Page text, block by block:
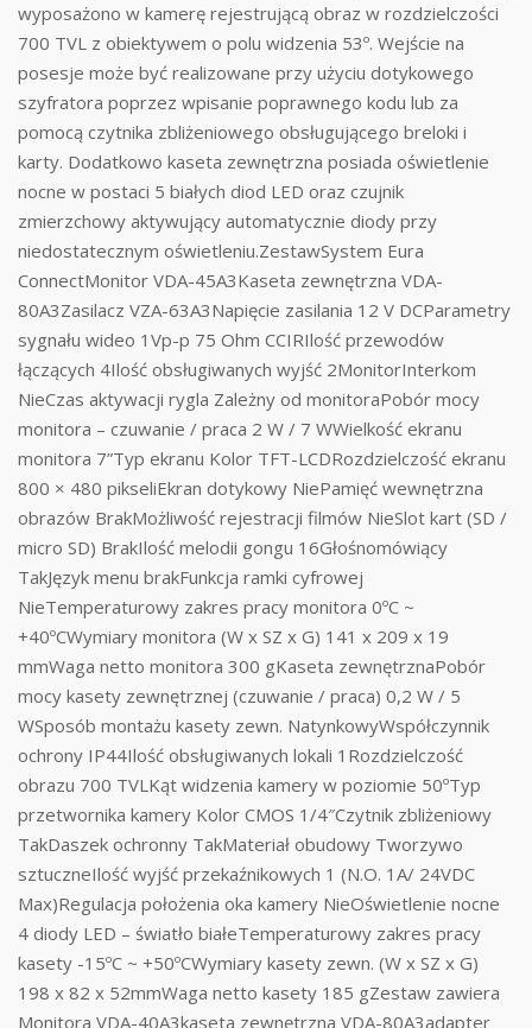
wyposażono w kamerę rejestrującą obraz w rozdzielczości
700 TVL z obiektywem o polu widzenia 53º. Wejście na
posesje może być realizowane przy użyciu dotykowego
szyfratora poprzez wpisanie poprawnego kodu lub za
pomocą czytnika zbliżeniowego obsługującego breloki i
karty. Dodatkowo kaseta zewnętrzna posiada oświetlenie
nocne w postaci 5 białych diod LED oraz czujnik
zmierzchowy aktywujący automatycznie diody przy
niedostatecznym oświetleniu.ZestawSystem Eura
ConnectMonitor VDA-45A3Kaseta zewnętrzna VDA-
80A3Zasilacz VZA-63A3Napięcie zasilania 12 V DCParametry
sygnału wideo 1Vp-p 75 Ohm CCIRIlość przewodów
łączących 4Ilość obsługiwanych wyjść 2MonitorInterkom
NieCzas aktywacji rygla Zależny od monitoraPobór mocy
monitora – czuwanie / praca 2 W / 7 WWielkość ekranu
monitora 7”Typ ekranu Kolor TFT-LCDRozdzielczość ekranu
800 × 480 pikseliEkran dotykowy NiePamięć wewnętrzna
obrazów BrakMożliwość rejestracji filmów NieSlot kart (SD /
micro SD) BrakIlość melodii gongu 16Głośnomówiący
TakJęzyk menu brakFunkcja ramki cyfrowej
NieTemperaturowy zakres pracy monitora 0ºC ~
+40ºCWymiary monitora (W x SZ x G) 141 x 209 x 19
mmWaga netto monitora 300 gKaseta zewnętrznaPobór
mocy kasety zewnętrznej (czuwanie / praca) 0,2 W / 5
WSposób montażu kasety zewn. NatynkowyWspółczynnik
ochrony IP44Ilość obsługiwanych lokali 1Rozdzielczość
obrazu 700 TVLKąt widzenia kamery w poziomie 50ºTyp
przetwornika kamery Kolor CMOS 1/4″Czytnik zbliżeniowy
TakDaszek ochronny TakMateriał obudowy Tworzywo
sztuczneIlość wyjść przekaźnikowych 1 (N.O. 1A/ 24VDC
Max)Regulacja położenia oka kamery NieOświetlenie nocne
4 diody LED – światło białeTemperaturowy zakres pracy
kasety -15ºC ~ +50ºCWymiary kasety zewn. (W x SZ x G)
198 x 82 x 52mmWaga netto kasety 185 gZestaw zawiera
Monitora VDA-40A3kaseta zewnętrzna VDA-80A3adapter